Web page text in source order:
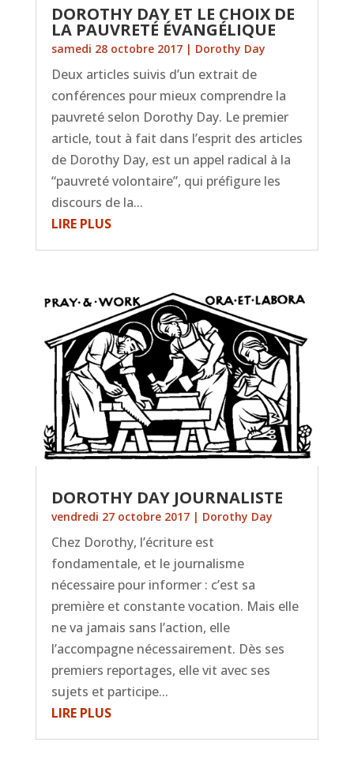
DOROTHY DAY ET LE CHOIX DE
LA PAUVRETÉ ÉVANGÉLIQUE
samedi 28 octobre 2017| Dorothy Day
Deux articles suivis d’un extrait de
conférences pour mieux comprendre la
pauvreté selon Dorothy Day. Le premier
article, tout à fait dans l’esprit des articles
de Dorothy Day, est un appel radical à la
“pauvreté volontaire”, qui préfigure les
discours de la...
LIRE PLUS
DOROTHY DAY JOURNALISTE
vendredi 27 octobre 2017| Dorothy Day
Chez Dorothy, l’écriture est
fondamentale, et le journalisme
nécessaire pour informer : c’est sa
première et constante vocation. Mais elle
ne va jamais sans l’action, elle
l’accompagne nécessairement. Dès ses
premiers reportages, elle vit avec ses
sujets et participe...
LIRE PLUS